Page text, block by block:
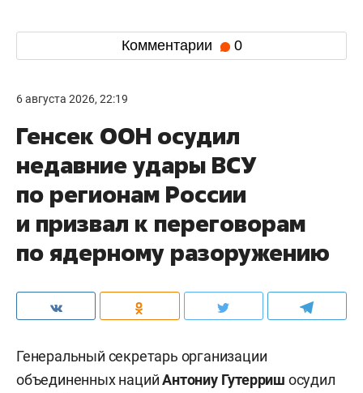
Комментарии 0
6 августа 2026, 22:19
Генсек ООН осудил
недавние удары ВСУ
по регионам России
и призвал к переговорам
по ядерному разоружению
Генеральный секретарь организации
объединенных нацийАнтониу Гутерриш осудил